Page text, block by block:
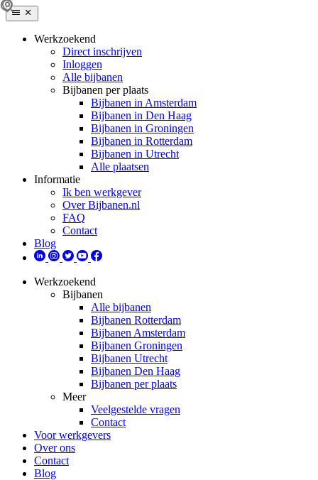
Werkzoekend
Direct inschrijven
Inloggen
Alle bijbanen
Bijbanen per plaats
Bijbanen in Amsterdam
Bijbanen in Den Haag
Bijbanen in Groningen
Bijbanen in Rotterdam
Bijbanen in Utrecht
Alle plaatsen
Informatie
Ik ben werkgever
Over Bijbanen.nl
FAQ
Contact
Blog
Werkzoekend
Bijbanen
Alle bijbanen
Bijbanen Rotterdam
Bijbanen Amsterdam
Bijbanen Groningen
Bijbanen Utrecht
Bijbanen Den Haag
Bijbanen per plaats
Meer
Veelgestelde vragen
Contact
Voor werkgevers
Over ons
Contact
Blog